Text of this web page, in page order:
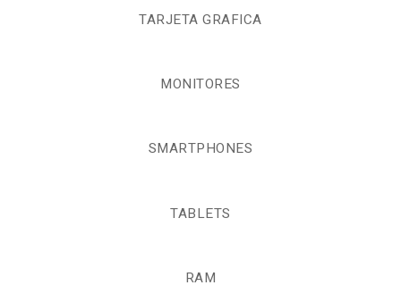
TARJETA GRAFICA
MONITORES
SMARTPHONES
TABLETS
RAM